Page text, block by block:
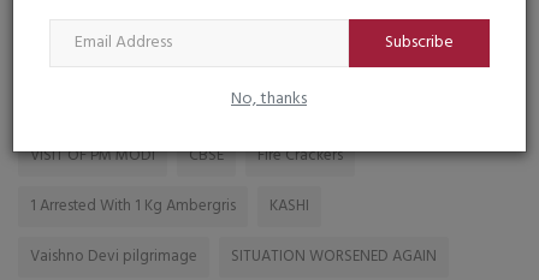
Subscribe
No, thanks
VISIT OF PM MODI CBSE
Fire Crackers
1 Arrested With 1 Kg Ambergris
KASHI
Vaishno Devi pilgrimage
SITUATION WORSENED AGAIN